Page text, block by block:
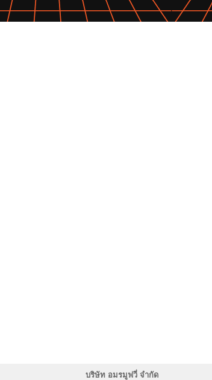
บริษัท อมรมูฟวี่ จำกัด